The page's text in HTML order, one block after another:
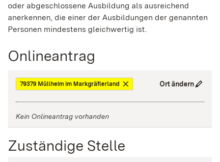
oder abgeschlossene Ausbildung als ausreichend
anerkennen, die einer der Ausbildungen der genannten
Personen mindestens gleichwertig ist.
Onlineantrag
79379 Müllheim im Markgräflerland Ort ändern
Kein Onlineantrag vorhanden
Zuständige Stelle